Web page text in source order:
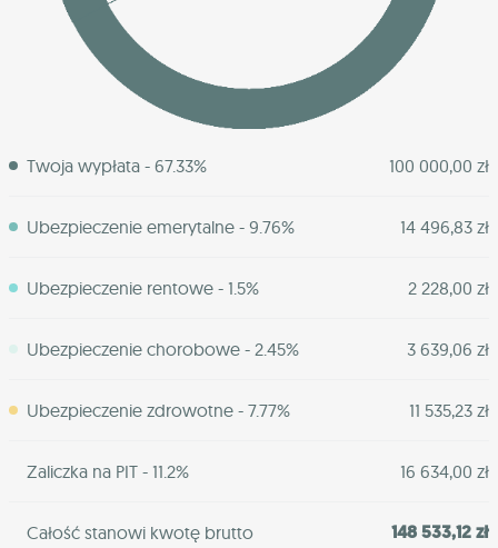
Twoja wypłata - 67.33% 100 000,00 zł
Ubezpieczenie emerytalne - 9.76% 14 496,83 zł
Ubezpieczenie rentowe - 1.5% 2 228,00 zł
Ubezpieczenie chorobowe - 2.45% 3 639,06 zł
Ubezpieczenie zdrowotne - 7.77% 11 535,23 zł
Zaliczka na PIT - 11.2% 16 634,00 zł
Całość stanowi kwotę brutto 148 533,12 zł